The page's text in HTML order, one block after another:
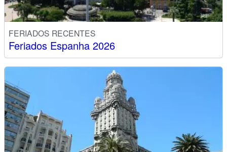
FERIADOS RECENTES
Feriados Espanha 2026